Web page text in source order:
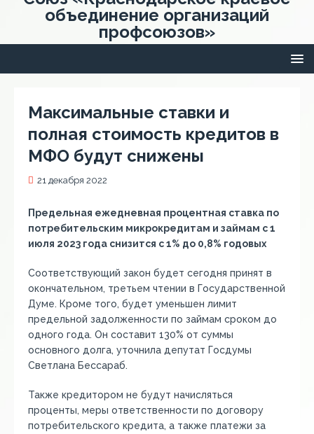
объединение организаций
профсоюзов»
Максимальные ставки и
полная стоимость кредитов в
МФО будут снижены
21 декабря 2022
Предельная ежедневная процентная ставка по
потребительским микрокредитам и займам с 1
июля 2023 года снизится с 1% до 0,8% годовых
Соответствующий закон будет сегодня принят в
окончательном, третьем чтении в Государственной
Думе. Кроме того, будет уменьшен лимит
предельной задолженности по займам сроком до
одного года. Он составит 130% от суммы
основного долга, уточнила депутат Госдумы
Светлана Бессараб.
Также кредитором не будут начисляться
проценты, меры ответственности по договору
потребительского кредита, а также платежи за